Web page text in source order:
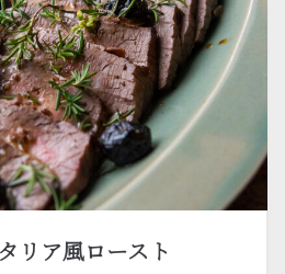
リア風ロースト